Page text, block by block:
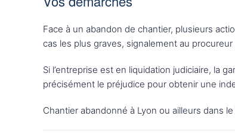
Face à un abandon de chantier, plusieurs
cas les plus graves, signalement au
Si l’entreprise est en liquidation judiciaire, la
précisément le préjudice pour obtenir une
Chantier abandonné à Lyon ou ailleurs dans le